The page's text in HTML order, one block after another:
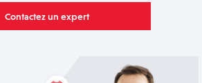
Contactez un expert